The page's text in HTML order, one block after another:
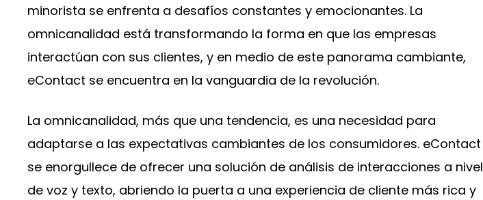
minorista se enfrenta a desafíos constantes y emocionantes. La
omnicanalidad está transformando la forma en que las empresas
interactúan con sus clientes, y en medio de este panorama cambiante,
eContact se encuentra en la vanguardia de la revolución.
La omnicanalidad, más que una tendencia, es una necesidad para
adaptarse a las expectativas cambiantes de los consumidores. eContact
se enorgullece de ofrecer una solución de análisis de interacciones a nivel
de voz y texto, abriendo la puerta a una experiencia de cliente más rica y